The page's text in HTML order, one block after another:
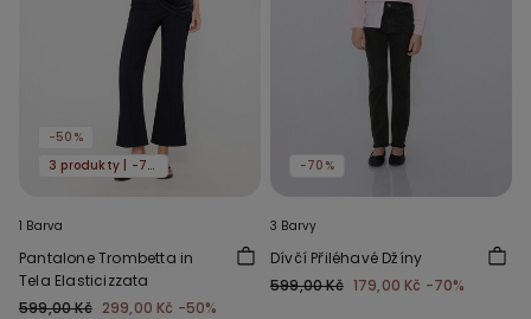
-50%
3 produkty | -70%
1 Barva
Pantalone Trombetta in
Tela Elasticizzata
599,00 Kč 299,00 Kč -50%
-70%
3 Barvy
Dívčí Přiléhavé Džíny
599,00 Kč 179,00 Kč -70%